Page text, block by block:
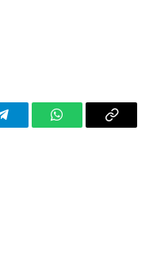
TelegramWhatsAppCopy